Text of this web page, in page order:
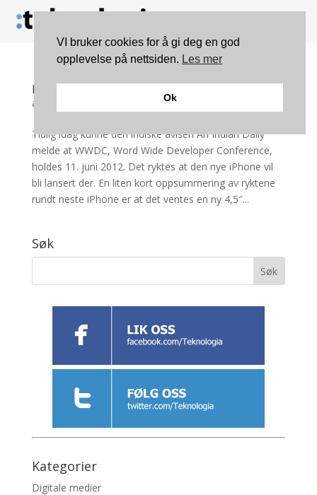
Blir nye iPhone uknuselig?
av apr 19, 2012
Tidlig idag kunne den indiske avisen An Indian Daily
melde at WWDC, Word Wide Developer Conference,
holdes 11. juni 2012. Det ryktes at den nye iPhone vil
bli lansert der. En liten kort oppsummering av ryktene
rundt neste iPhone er at det ventes en ny 4,5″...
Søk
Kategorier
Digitale medier
VI bruker cookies for å gi deg en god
opplevelse på nettsiden. Les mer
Ok